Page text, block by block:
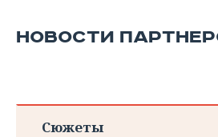
НОВОСТИ
Сюжеты